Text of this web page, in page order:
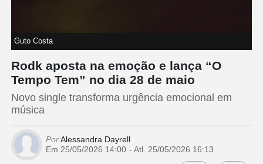
Guto Costa
Rodk aposta na emoção e lança “O
Tempo Tem” no dia 28 de maio
Novo single transforma urgência emocional em
música
Por Alessandra Dayrell
Em 25/05/2026 14:00 - Atl. 25/05/2026 16:13